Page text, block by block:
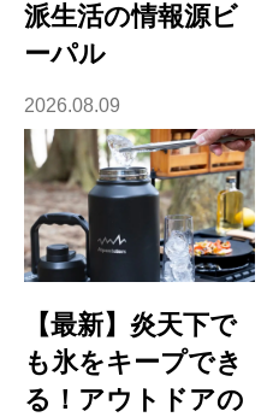
派生活の情報源ビ
ーパル
2026.08.09
【最新】炎天下で
も氷をキープでき
る！アウトドアの